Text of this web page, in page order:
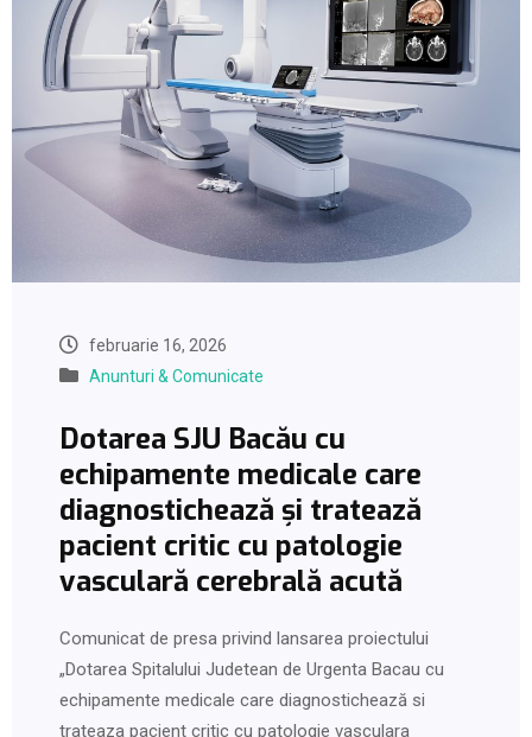
februarie 16, 2026
Anunturi & Comunicate
Dotarea SJU Bacău cu
echipamente medicale care
diagnostichează și tratează
pacient critic cu patologie
vasculară cerebrală acută
Comunicat de presa privind lansarea proiectului
„Dotarea Spitalului Judetean de Urgenta Bacau cu
echipamente medicale care diagnostichează si
trateaza pacient critic cu patologie vasculara